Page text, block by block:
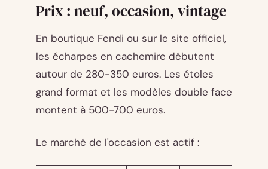
Prix : neuf, occasion, vintage
En boutique Fendi ou sur le site officiel,
les écharpes en cachemire débutent
autour de 280-350 euros. Les étoles
grand format et les modèles double face
montent à 500-700 euros.
Le marché de l'occasion est actif :